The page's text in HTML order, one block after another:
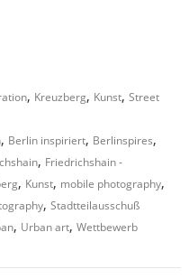
, Kreuzberg, Kunst,Street
, Berlin inspiriert, Berlinspires,
, Friedrichshain -
, Kunst, mobile photography,
,Stadtteilausschuß
, Urban art,Wettbewerb